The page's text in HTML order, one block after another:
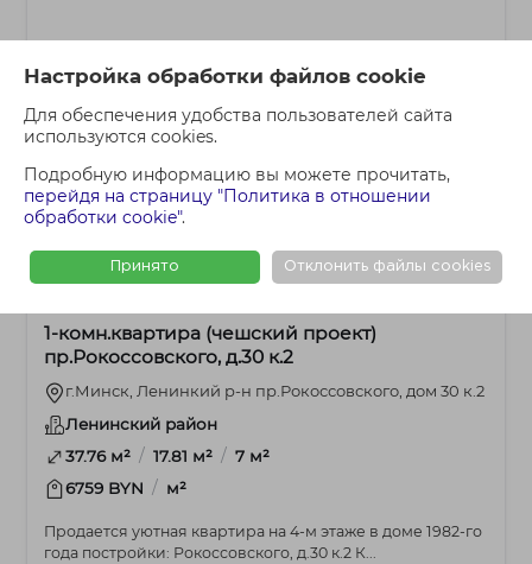
Настройка обработки файлов cookie
Для обеспечения удобства пользователей сайта
используются cookies.
Подробную информацию вы можете прочитать,
перейдя на страницу "Политика в отношении
обработки cookie".
Принято Отклонить файлы cookies
1-комнатная 252 300 BYN
1-комн.квартира (чешский проект)
пр.Рокоссовского, д.30 к.2
г.Минск, Ленинкий р-н пр.Рокоссовского, дом 30 к.2
Ленинский район
37.76 м² / 17.81 м² / 7 м²
6759 BYN / м²
Продается уютная квартира на 4-м этаже в доме 1982-го
года постройки: Рокоссовского, д.30 к.2 К...